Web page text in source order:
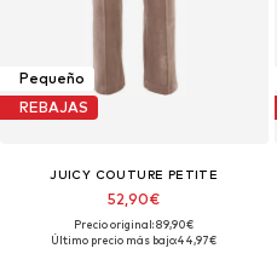
Pequeño
REBAJAS
JUICY COUTURE PETITE
52,90€
Precio original: 89,90€
Último precio más bajo:44,97€